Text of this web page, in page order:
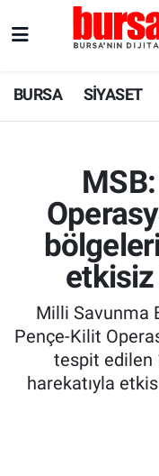
BURSA SİYASET
Milli Savunma
Pençe-Kilit
tespit edilen
harekatıyla
SPOR
EKONOMİ
ASTROLOJİ
BLOG
Süper Lig
Tüm Manşetler
Haber Arşivi